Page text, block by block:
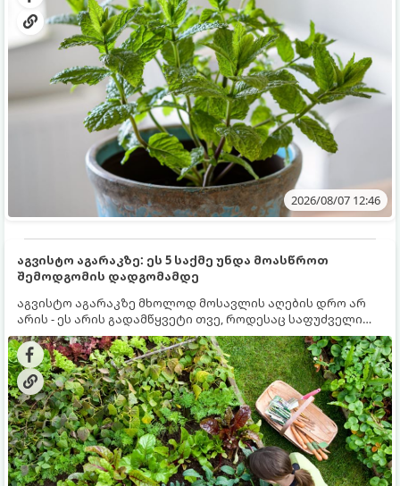
2026/08/07 12:46
აგვისტო აგარაკზე: ეს 5 საქმე უნდა მოასწროთ
შემოდგომის დადგომამდე
აგვისტო აგარაკზე მხოლოდ მოსავლის აღების დრო არ
არის - ეს არის გადამწყვეტი თვე, როდესაც საფუძველი
ეყრება მომავალი წლის მოსავალს და ბაღი მზადდება
შემოდგომა-ზამთრის სეზონისთვის. იმისათვის, რომ
ნიადაგმა ენერგია აღიდგინოს, ხოლო მცენარეებმა
ზამთარს გაუძლონ, აგვისტოს ბოლომდე 5
მნიშვნელოვანი საქმის გაკეთება უნდა მოასწროთ: